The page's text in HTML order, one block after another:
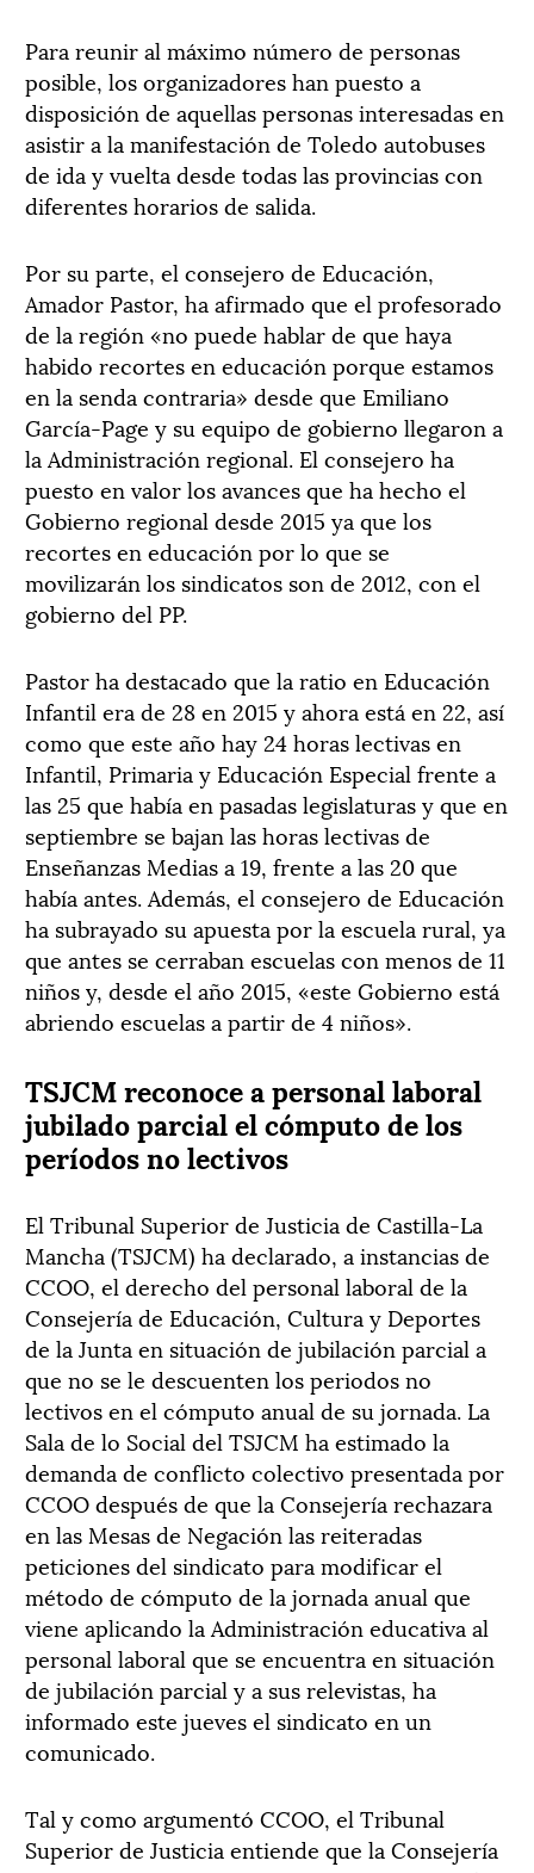
Para reunir al máximo número de personas
posible, los organizadores han puesto a
disposición de aquellas personas interesadas en
asistir a la manifestación de Toledo autobuses
de ida y vuelta desde todas las provincias con
diferentes horarios de salida.
Por su parte, el consejero de Educación,
Amador Pastor, ha afirmado que el profesorado
de la región «no puede hablar de que haya
habido recortes en educación porque estamos
en la senda contraria» desde que Emiliano
García-Page y su equipo de gobierno llegaron a
la Administración regional. El consejero ha
puesto en valor los avances que ha hecho el
Gobierno regional desde 2015 ya que los
recortes en educación por lo que se
movilizarán los sindicatos son de 2012, con el
gobierno del PP.
Pastor ha destacado que la ratio en Educación
Infantil era de 28 en 2015 y ahora está en 22, así
como que este año hay 24 horas lectivas en
Infantil, Primaria y Educación Especial frente a
las 25 que había en pasadas legislaturas y que en
septiembre se bajan las horas lectivas de
Enseñanzas Medias a 19, frente a las 20 que
había antes. Además, el consejero de Educación
ha subrayado su apuesta por la escuela rural, ya
que antes se cerraban escuelas con menos de 11
niños y, desde el año 2015, «este Gobierno está
abriendo escuelas a partir de 4 niños».
TSJCM reconoce a personal laboral
jubilado parcial el cómputo de los
períodos no lectivos
El Tribunal Superior de Justicia de Castilla-La
Mancha (TSJCM) ha declarado, a instancias de
CCOO, el derecho del personal laboral de la
Consejería de Educación, Cultura y Deportes
de la Junta en situación de jubilación parcial a
que no se le descuenten los periodos no
lectivos en el cómputo anual de su jornada. La
Sala de lo Social del TSJCM ha estimado la
demanda de conflicto colectivo presentada por
CCOO después de que la Consejería rechazara
en las Mesas de Negación las reiteradas
peticiones del sindicato para modificar el
método de cómputo de la jornada anual que
viene aplicando la Administración educativa al
personal laboral que se encuentra en situación
de jubilación parcial y a sus relevistas, ha
informado este jueves el sindicato en un
comunicado.
Tal y como argumentó CCOO, el Tribunal
Superior de Justicia entiende que la Consejería